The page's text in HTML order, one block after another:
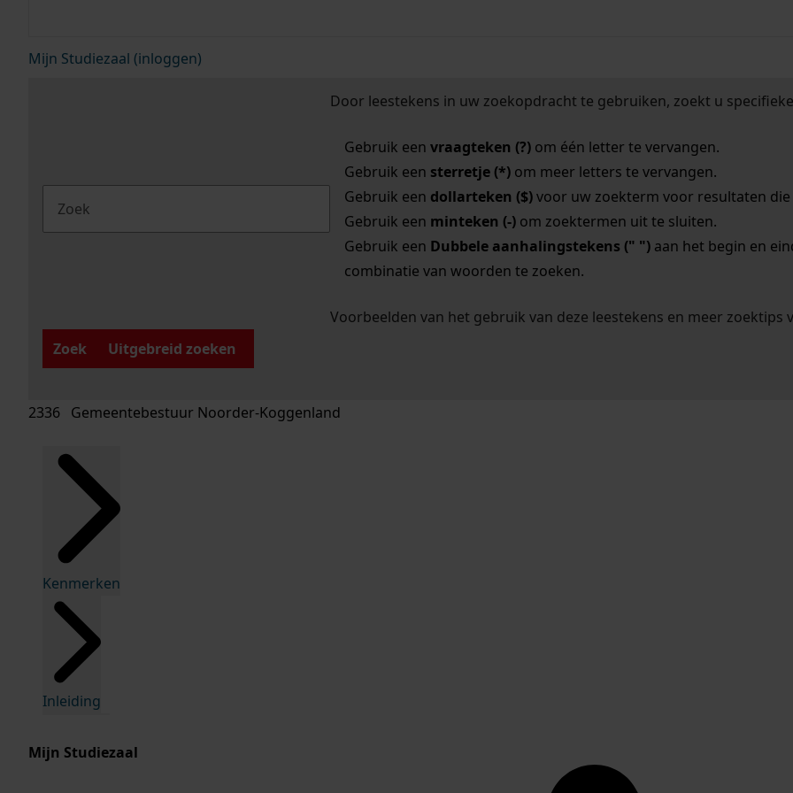
Mijn Studiezaal (inloggen)
Door leestekens in uw zoekopdracht te gebruiken, zoekt u
Gebruik een vraagteken (?)om één letter te vervangen.
Gebruik een sterretje (*)om meer letters te vervangen.
Gebruik een dollarteken ($)voor uw zoekterm voor resultaten die
Gebruik een minteken (-)om zoektermen uit te sluiten.
Gebruik een Dubbele aanhalingstekens (" ")aan het begin en
combinatie van woorden te zoeken.
Voorbeelden van het gebruik van deze leestekens en meer zoektips
Zoek
Uitgebreid zoeken
2336 Gemeentebestuur Noorder-Koggenland
Kenmerken
Inleiding
Mijn Studiezaal